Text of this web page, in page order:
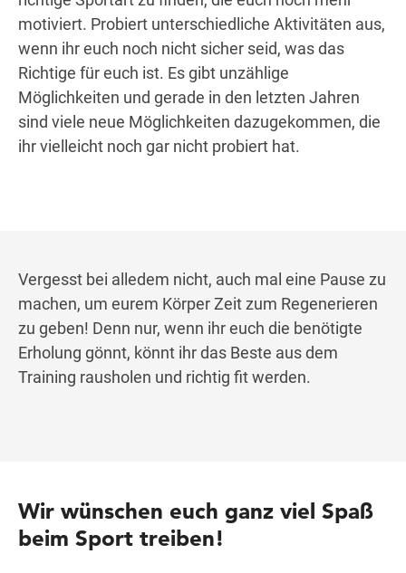
motiviert. Probiert unterschiedliche Aktivitäten aus,
wenn ihr euch noch nicht sicher seid, was das
Richtige für euch ist. Es gibt unzählige
Möglichkeiten und gerade in den letzten Jahren
sind viele neue Möglichkeiten dazugekommen, die
ihr vielleicht noch gar nicht probiert hat.
Vergesst bei alledem nicht, auch mal eine Pause zu
machen, um eurem Körper Zeit zum Regenerieren
zu geben! Denn nur, wenn ihr euch die benötigte
Erholung gönnt, könnt ihr das Beste aus dem
Training rausholen und richtig fit werden.
Wir wünschen euch ganz viel Spaß
beim Sport treiben!